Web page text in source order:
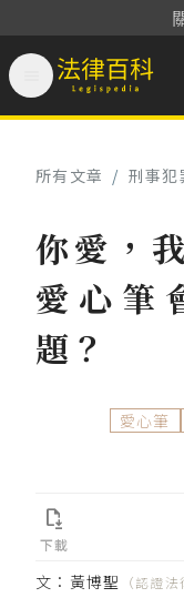
法律百科
所有文章 / 刑事犯
你愛，
愛心筆
題？
愛心筆
文： 黃博聖
（認證法
下載
